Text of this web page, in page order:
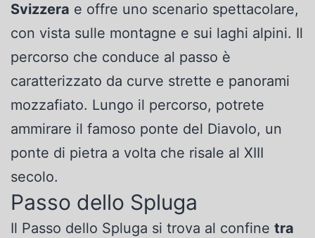
Svizzera e offre uno scenario spettacolare,
con vista sulle montagne e sui laghi alpini. Il
percorso che conduce al passo è
caratterizzato da curve strette e panorami
mozzafiato. Lungo il percorso, potrete
ammirare il famoso ponte del Diavolo, un
ponte di pietra a volta che risale al XIII
secolo.
Passo dello Spluga
Il Passo dello Spluga si trova al confine tra